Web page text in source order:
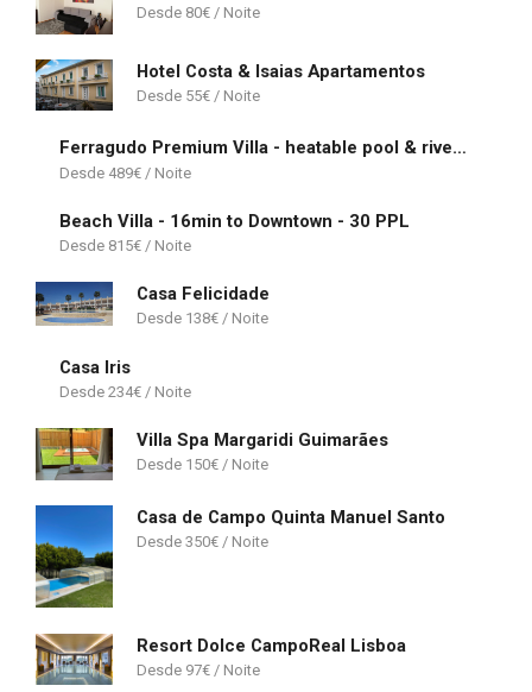
80€
Hotel Costa & Isaias Apartamentos
55€
Ferragudo Premium Villa - heatable pool & river views
489€
Beach Villa - 16min to Downtown - 30 PPL
815€
Casa Felicidade
138€
Casa Iris
234€
Villa Spa Margaridi Guimarães
150€
Casa de Campo Quinta Manuel Santo
350€
Resort Dolce CampoReal Lisboa
97€